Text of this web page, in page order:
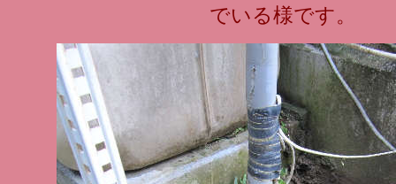
でいる様です。